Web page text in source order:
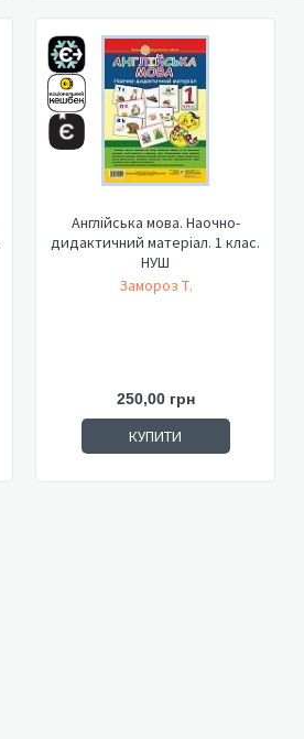
Англійська мова. Наочно-
дидактичний матеріал. 1 клас.
НУШ
Замороз Т.
250,00 грн
КУПИТИ